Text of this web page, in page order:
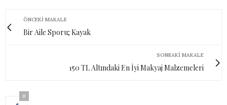
ÖNCEKI MAKALE
Bir Aile Sporu; Kayak
SONRAKI MAKALE
150 TL Altındaki En İyi Makyaj Malzemeleri
0